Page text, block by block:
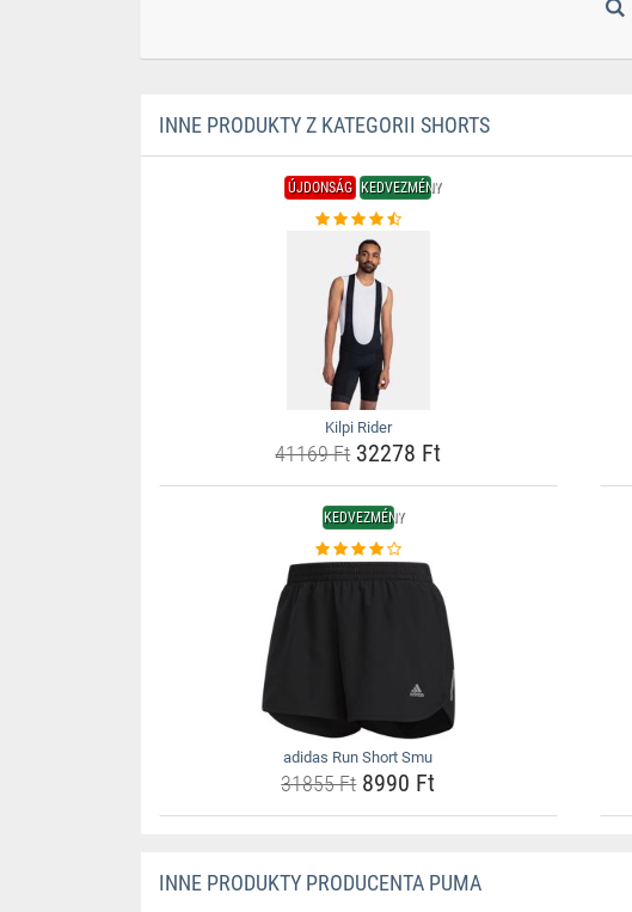
INNE PRODUKTY Z KATEGORII SHORTS
ÚJDONSÁG KEDVEZMÉNY
Kilpi Rider
41169 Ft32278 Ft
KEDVEZMÉNY
adidas Run Short Smu
31855 Ft8990 Ft
INNE PRODUKTY PRODUCENTA PUMA